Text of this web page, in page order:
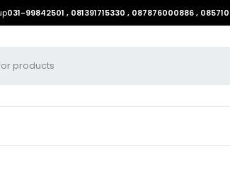
031-99842501 , 081391715330 , 087876000886 ,